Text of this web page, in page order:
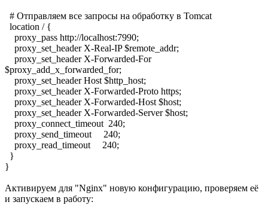
# Отправляем все запросы на обработку в Tomcat
location / {
proxy_pass http://localhost:7990;
proxy_set_header X-Real-IP $remote_addr;
proxy_set_header X-Forwarded-For
$proxy_add_x_forwarded_for;
proxy_set_header Host $http_host;
proxy_set_header X-Forwarded-Proto https;
proxy_set_header X-Forwarded-Host $host;
proxy_set_header X-Forwarded-Server $host;
proxy_connect_timeout 240;
proxy_send_timeout 240;
proxy_read_timeout 240;
}
}
Активируем для "Nginx" новую конфигурацию, проверяем её
и запускаем в работу: